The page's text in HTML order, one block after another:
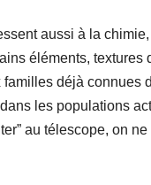
aussi à la
éléments,
déjà connues
les populations
au télescope, on